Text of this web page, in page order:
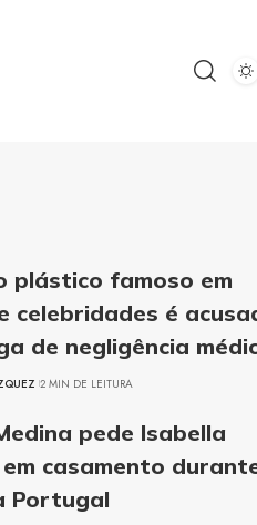
plástico famoso em
celebridades é
de negligência
2 MIN DE LEITURA
pede Isabella
casamento
Portugal